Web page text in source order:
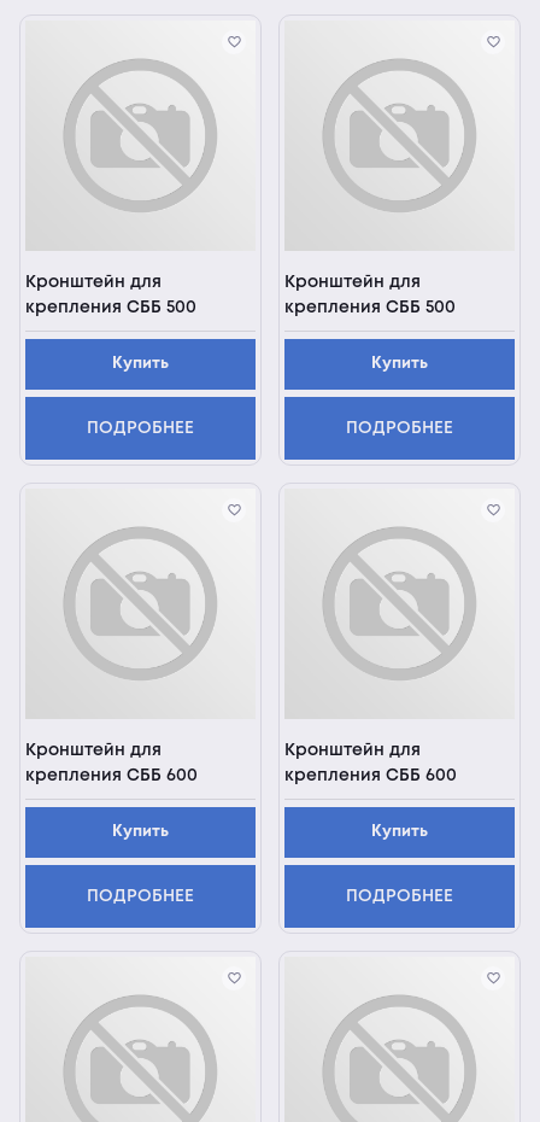
Кронштейн для
крепления СББ 500
Купить
ПОДРОБНЕЕ
Кронштейн для
крепления СББ 500
Купить
ПОДРОБНЕЕ
Кронштейн для
крепления СББ 600
Купить
ПОДРОБНЕЕ
Кронштейн для
крепления СББ 600
Купить
ПОДРОБНЕЕ